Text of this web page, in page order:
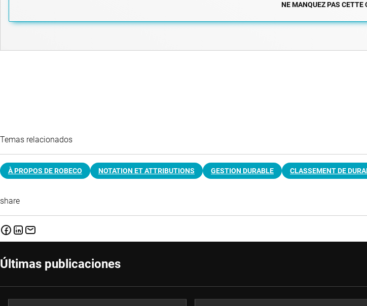
NE MANQUEZ PAS CETTE
Temas relacionados
À PROPOS DE ROBECO NOTATION ET ATTRIBUTIONS GESTION DURABLE CLASSEMENT DE
share
Últimas publicaciones